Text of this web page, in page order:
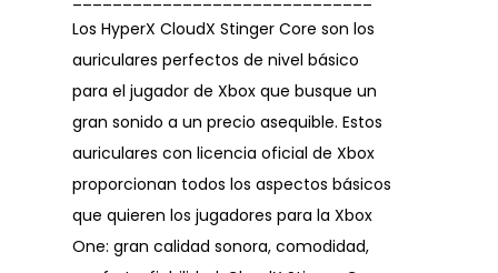
Los HyperX CloudX Stinger Core son los
auriculares perfectos de nivel básico
para el jugador de Xbox que busque un
gran sonido a un precio asequible. Estos
auriculares con licencia oficial de Xbox
proporcionan todos los aspectos básicos
que quieren los jugadores para la Xbox
One: gran calidad sonora, comodidad,